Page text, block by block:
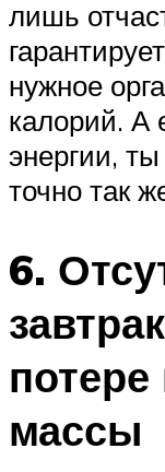
лишь
нужное
калорий. А
энергии,
точно так
6.
массы